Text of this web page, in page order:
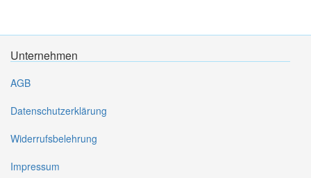
Unternehmen
AGB
Datenschutzerklärung
Widerrufsbelehrung
Impressum